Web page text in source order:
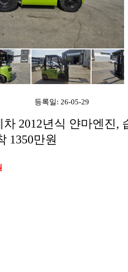
등록일: 26-05-29
2012년식 얀마엔진,
1350만원